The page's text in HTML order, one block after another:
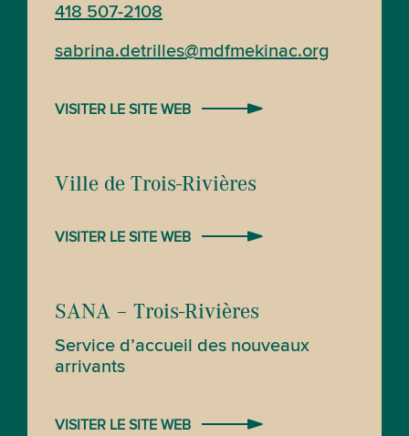
418 507-2108
sabrina.detrilles@mdfmekinac.org
VISITER LE SITE WEB
Ville de Trois-Rivières
VISITER LE SITE WEB
SANA – Trois-Rivières
Service d’accueil des nouveaux
arrivants
VISITER LE SITE WEB